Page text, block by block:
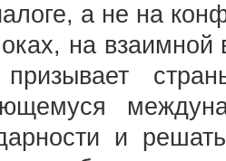
а не на
на
и